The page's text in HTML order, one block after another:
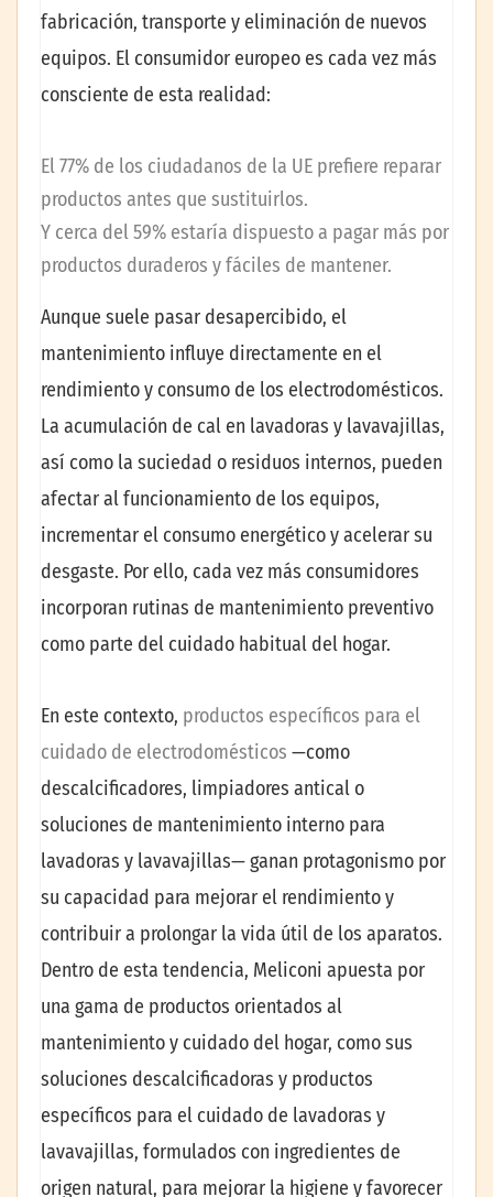
fabricación, transporte y eliminación de nuevos
equipos. El consumidor europeo es cada vez más
consciente de esta realidad:
El 77% de los ciudadanos de la UE prefiere reparar
productos antes que sustituirlos.
Y cerca del 59% estaría dispuesto a pagar más por
productos duraderos y fáciles de mantener.
Aunque suele pasar desapercibido, el
mantenimiento influye directamente en el
rendimiento y consumo de los electrodomésticos.
La acumulación de cal en lavadoras y lavavajillas,
así como la suciedad o residuos internos, pueden
afectar al funcionamiento de los equipos,
incrementar el consumo energético y acelerar su
desgaste. Por ello, cada vez más consumidores
incorporan rutinas de mantenimiento preventivo
como parte del cuidado habitual del hogar.
En este contexto, productos específicos para el
cuidado de electrodomésticos —como
descalcificadores, limpiadores antical o
soluciones de mantenimiento interno para
lavadoras y lavavajillas— ganan protagonismo por
su capacidad para mejorar el rendimiento y
contribuir a prolongar la vida útil de los aparatos.
Dentro de esta tendencia, Meliconi apuesta por
una gama de productos orientados al
mantenimiento y cuidado del hogar, como sus
soluciones descalcificadoras y productos
específicos para el cuidado de lavadoras y
lavavajillas, formulados con ingredientes de
origen natural, para mejorar la higiene y favorecer